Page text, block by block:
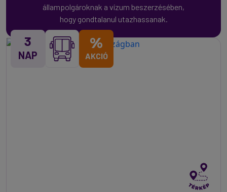
állampolgároknak a vízum beszerzésében,
hogy gondtalanul utazhassanak.
3
NAP
%
AKCIÓ